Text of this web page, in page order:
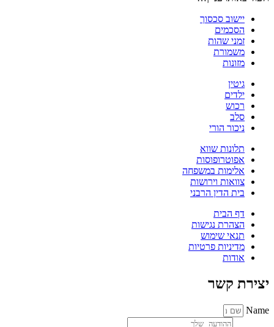
יישוב סכסוך
הסכמים
זמני שהות
משמורת
מזונות
גיטין
ילדים
רכוש
סלב
ניכור הורי
תלונות שווא
אפוטרופוסות
אלימות במשפחה
צוואות וירושות
בית הדין הרבני
דף הבית
הצהרת נגישות
תנאי שימוש
מדיניות פרטיות
אודות
יצירת קשר
Name